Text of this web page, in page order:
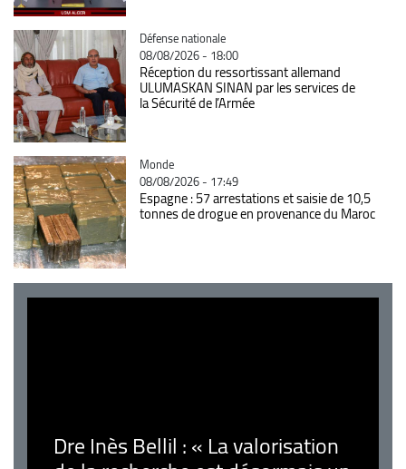
Catégorie
Défense nationale
08/08/2026 - 18:00
Réception du ressortissant allemand
ULUMASKAN SINAN par les services de
la Sécurité de l’Armée
Catégorie
Monde
08/08/2026 - 17:49
Espagne : 57 arrestations et saisie de 10,5
tonnes de drogue en provenance du Maroc
Dre Inès Bellil : « La valorisation